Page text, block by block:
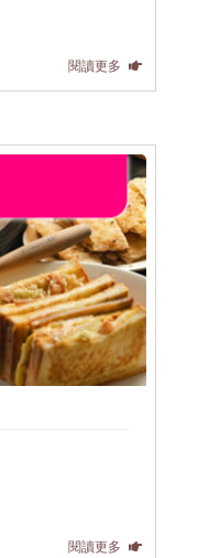
閱讀更多
閱讀更多